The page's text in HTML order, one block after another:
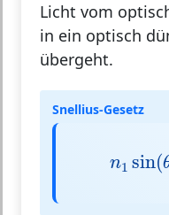
Licht vom
in ein optisch
übergeht.
Snellius-Gesetz
n1 sin(
n 1sin(